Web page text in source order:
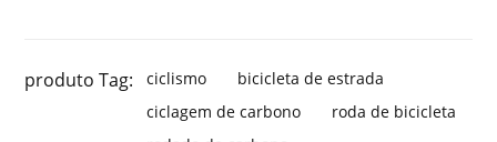
produto Tag: ciclismo
bicicleta de estrada
ciclagem de carbono
roda de bicicleta